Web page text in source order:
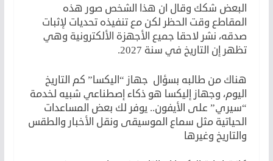
البعض شكك وقال ان هذا الشخص صور هذه
المقاطع وقت الحظر لكن مع تنفيذه تحديات لإثبات
صدقه، نشر لاحقا جميع الأجهزة الألكترونية وهي
تظهر إن التاريخ في سنة 2027.
هناك من طالبه بسؤال جهاز “اليكسا” كم التاريخ
اليوم، وجهاز إليكسا هو ذكاء إصطناعي شبيه لخدمة
“سيري” على الأيفون.. يوفر لك بعض المساعدات
الحياتية مثل سماع الموسيقى ونقل الأخبار والطقس
والتاريخ وغيرها